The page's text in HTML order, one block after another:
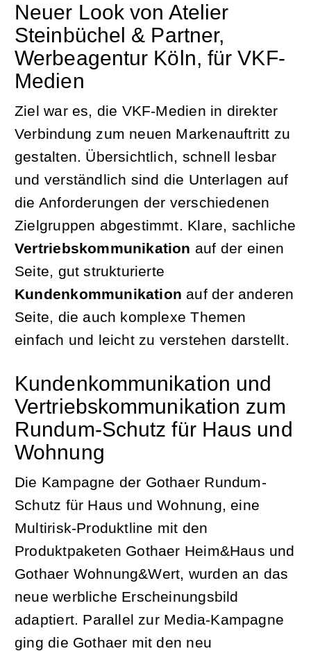
Neuer Look von Atelier
Steinbüchel & Partner,
Werbeagentur Köln, für VKF-
Medien
Ziel war es, die VKF-Medien in direkter
Verbindung zum neuen Markenauftritt zu
gestalten. Übersichtlich, schnell lesbar
und verständlich sind die Unterlagen auf
die Anforderungen der verschiedenen
Zielgruppen abgestimmt. Klare, sachliche
Vertriebskommunikation auf der einen
Seite, gut strukturierte
Kundenkommunikation auf der anderen
Seite, die auch komplexe Themen
einfach und leicht zu verstehen darstellt.
Kundenkommunikation und
Vertriebskommunikation zum
Rundum-Schutz für Haus und
Wohnung
Die Kampagne der Gothaer Rundum-
Schutz für Haus und Wohnung, eine
Multirisk-Produktline mit den
Produktpaketen Gothaer Heim&Haus und
Gothaer Wohnung&Wert, wurden an das
neue werbliche Erscheinungsbild
adaptiert. Parallel zur Media-Kampagne
ging die Gothaer mit den neu